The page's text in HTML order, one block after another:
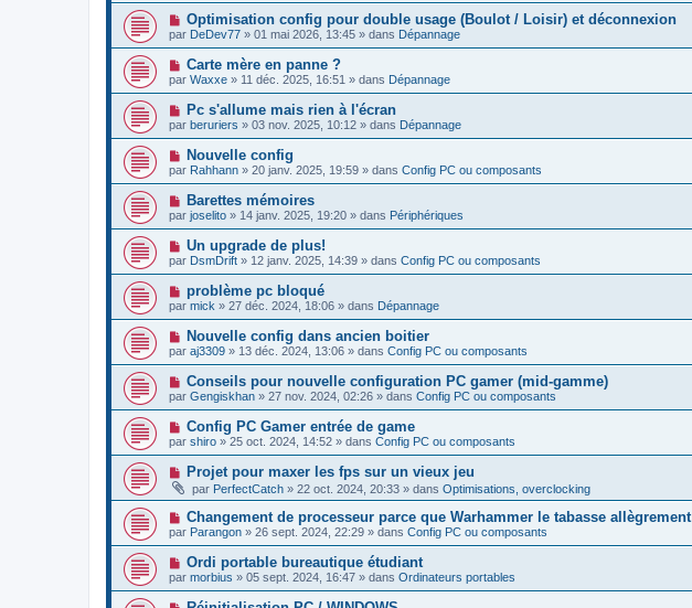
e
a
u
m
e
s
s
a
g
e
N
o
u
e
a
u
m
e
s
s
a
g
e
Optimisation config pour double usage (Boulot / Loisir) et déconnexion
par DeDev77 » 01 mai 2026, 13:45 » dans Dépannage
N
o
u
v
e
a
u
m
e
s
s
a
g
e
Carte mère en panne ?
par Waxxe » 11 déc. 2025, 16:51 » dans Dépannage
N
o
u
v
e
a
u
m
e
s
s
a
g
e
Pc s'allume mais rien à l'écran
par beruriers » 03 nov. 2025, 10:12 » dans Dépannage
N
o
u
v
e
a
u
m
e
s
a
g
e
Nouvelle config
par Rahhann » 20 janv. 2025, 19:59 » dans Config PC ou composants
N
o
u
v
e
a
u
m
e
s
s
a
g
e
Barettes mémoires
par joselito » 14 janv. 2025, 19:20 » dans Périphériques
N
o
u
a
u
m
e
s
s
a
g
e
Un upgrade de plus!
par DsmDrift » 12 janv. 2025, 14:39 » dans Config PC ou composants
N
o
u
v
e
a
u
m
e
s
s
a
g
e
problème pc bloqué
par mick » 27 déc. 2024, 18:06 » dans Dépannage
N
o
u
e
a
u
m
e
s
s
a
g
e
Nouvelle config dans ancien boitier
par aj3309 » 13 déc. 2024, 13:06 » dans Config PC ou composants
N
o
u
e
a
u
m
e
s
s
a
g
e
Conseils pour nouvelle configuration PC gamer (mid-gamme)
par Gengiskhan » 27 nov. 2024, 02:26 » dans Config PC ou composants
N
o
u
v
e
a
u
m
e
s
s
a
g
e
Config PC Gamer entrée de game
par shiro » 25 oct. 2024, 14:52 » dans Config PC ou composants
N
u
e
a
u
m
e
s
s
Projet pour maxer les fps sur un vieux jeu
par PerfectCatch » 22 oct. 2024, 20:33 » dans Optimisations, overclocking
N
o
u
e
a
u
Changement de processeur parce que Warhammer le tabasse allègrement
par Parangon » 26 sept. 2024, 22:29 » dans Config PC ou composants
N
o
u
v
Ordi portable bureautique étudiant
par morbius » 05 sept. 2024, 16:47 » dans Ordinateurs portables
N